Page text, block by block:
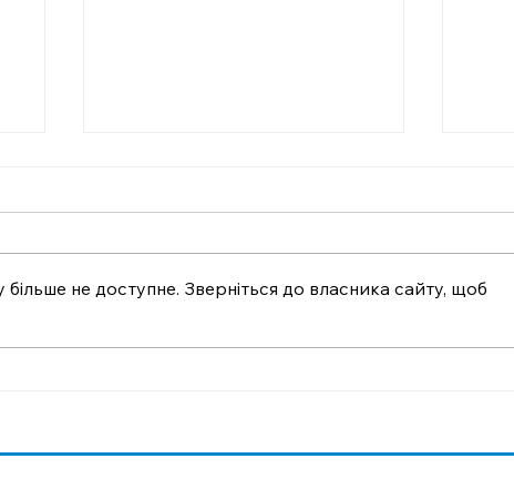
Отримати компенсації
не доступне. Зверніться до власника сайту, щоб